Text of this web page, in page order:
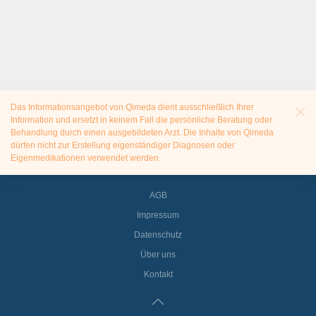
Das Informationsangebot von Qimeda dient ausschließlich Ihrer
Information und ersetzt in keinem Fall die persönliche Beratung oder
Behandlung durch einen ausgebildeten Arzt. Die Inhalte von Qimeda
dürfen nicht zur Erstellung eigenständiger Diagnosen oder
Eigenmedikationen verwendet werden.
AGB
Impressum
Datenschutz
Über uns
Kontakt